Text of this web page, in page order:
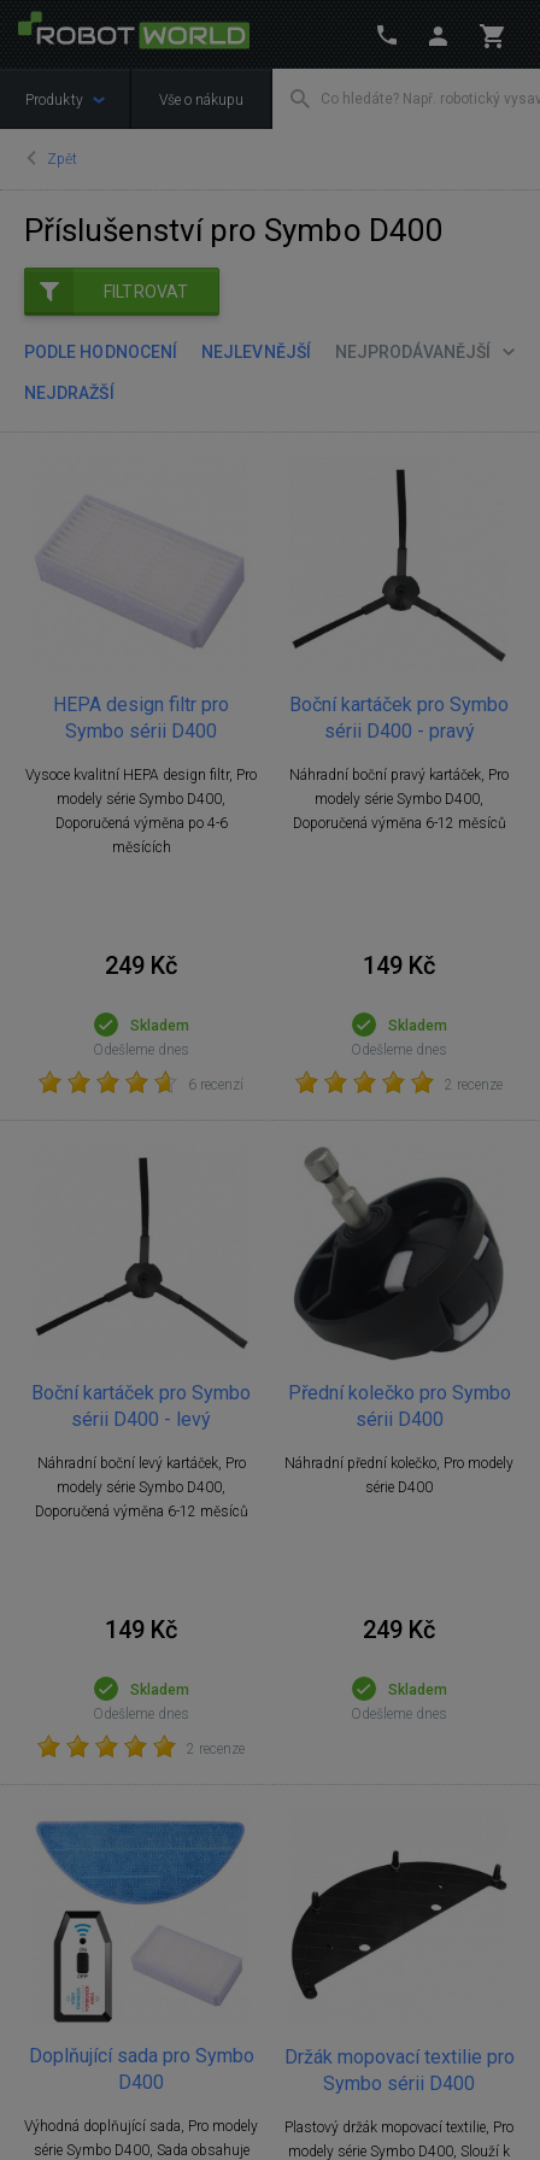
Produkty Vše o nákupu
Zpět
Příslušenství pro Symbo D400
FILTROVAT
PODLE HODNOCENÍ NEJLEVNĚJŠÍ NEJPRODÁVANĚJŠÍ
NEJDRAŽŠÍ
HEPA design filtr pro
Symbo sérii D400
Vysoce kvalitní HEPA design filtr, Pro
modely série Symbo D400,
Doporučená výměna po 4-6
měsících
249 Kč
Skladem
Odešleme dnes
6 recenzí
Boční kartáček pro Symbo
sérii D400 - pravý
Náhradní boční pravý kartáček, Pro
modely série Symbo D400,
Doporučená výměna 6-12 měsíců
149 Kč
Skladem
Odešleme dnes
2 recenze
Boční kartáček pro Symbo
sérii D400 - levý
Náhradní boční levý kartáček, Pro
modely série Symbo D400,
Doporučená výměna 6-12 měsíců
149 Kč
Skladem
Odešleme dnes
2 recenze
Přední kolečko pro Symbo
sérii D400
Náhradní přední kolečko, Pro modely
série D400
249 Kč
Skladem
Odešleme dnes
Doplňující sada pro Symbo
D400
Výhodná doplňující sada, Pro modely
série Symbo D400, Sada obsahuje
Držák mopovací textilie pro
Symbo sérii D400
Plastový držák mopovací textilie, Pro
modely série Symbo D400, Slouží k